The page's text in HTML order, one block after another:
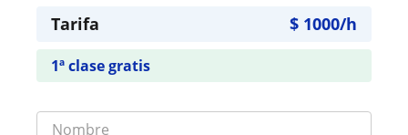
Tarifa $ 1000/h
1ª clase gratis